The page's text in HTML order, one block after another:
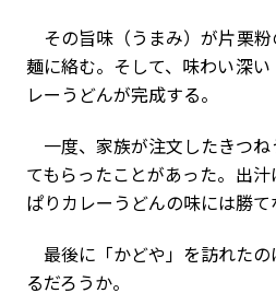
その旨味（うまみ）が片栗
麺に絡む。そして、味わい深
レーうどんが完成する。
一度、家族が注文したきつ
てもらったことがあった。出
ぱりカレーうどんの味には勝て
最後に「かどや」を訪れた
るだろうか。